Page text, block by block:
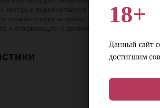
которые переплетаются с лёгкими пряными
полная сладость манго, с карамельной
18+
Данный сайт
достигшим